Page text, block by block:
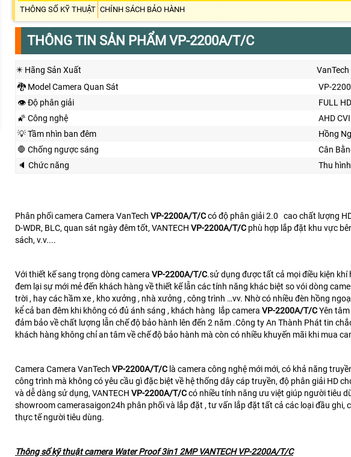
THÔNG SỐ KỸ THUẬT CHÍNH SÁCH BẢO HÀNH
THÔNG TIN SẢN PHẨM VP-2200A/T/C
✴️ Hãng Sản Xuất
VanTech
🐉️ Model Camera Quan Sát
VP-
👁 Độ phân giải
FULL
🌠 Công nghệ
AHD
💡 Tầm nhìn ban đêm
Hồng
🛑 Chống ngược sáng
Cân
🔈 Chức năng
Thu
Phân phối camera Camera VanTech VP-2200A/T/Ccó độ phân giải 2.0 cao chất lượng
D-WDR, BLC, quan sát ngày đêm tốt, VANTECH VP-2200A/T/C phù hợp lắp đặt khu vực
sách, v.v....
Với thiết kế sang trọng dòng camera VP-2200A/T/C.sử dụng được tất cả mọi điều kiện khí
đem lại sự mới mẻ đến khách hàng về thiết kế lẫn các tính năng khác biệt so vói dòng
trời , hay các hầm xe , kho xưởng , nhà xưởng , công trình …vv. Nhờ có nhiều đèn hồng
kể cả ban đêm khi không có đủ ánh sáng , khách hàng lắp camera VP-2200A/T/CYên
đảm bảo về chất lượng lẫn chế độ bảo hành lên đến 2 năm .Công ty An Thành Phát tin
khách hàng không chỉ an tâm về chế độ bảo hành mà còn có nhiều khuyến mãi khi mua
Camera Camera VanTech VP-2200A/T/C là camera công nghệ mới mới, có khả năng
công trình mà không có yêu cầu gì đặc biệt về hệ thống dây cáp truyền, độ phân giải HD
và dễ dàng sử dụng, VANTECH VP-2200A/T/Ccó nhiều tính năng ưu việt giúp người tiêu
showroom camerasaigon24h phân phối và lắp đặt , tư vấn lắp đặt tất cả các loại đầu ghi,
thực tế người tiêu dùng.
Thông số kỹ thuật camera Water Proof 3in1 2MP VANTECH VP-2200A/T/C